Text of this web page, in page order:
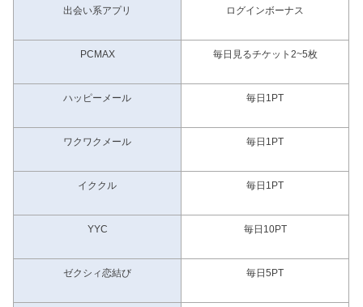
出会い系アプリ ログインボーナス
PCMAX 毎日見るチケット2~5枚
ハッピーメール 毎日1PT
ワクワクメール 毎日1PT
イククル 毎日1PT
YYC 毎日10PT
ゼクシィ恋結び 毎日5PT